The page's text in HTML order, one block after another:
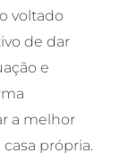
voltado
de dar
e
a melhor
própria.